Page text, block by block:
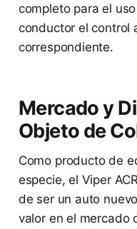
completo para el
conductor el control
correspondiente.
Mercado y
Objeto de
Como producto de
especie, el Viper
de ser un auto
valor en el mercado